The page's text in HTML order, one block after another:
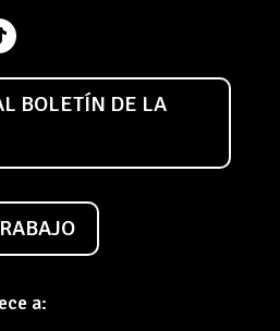
BOLETÍN DE LA
a: